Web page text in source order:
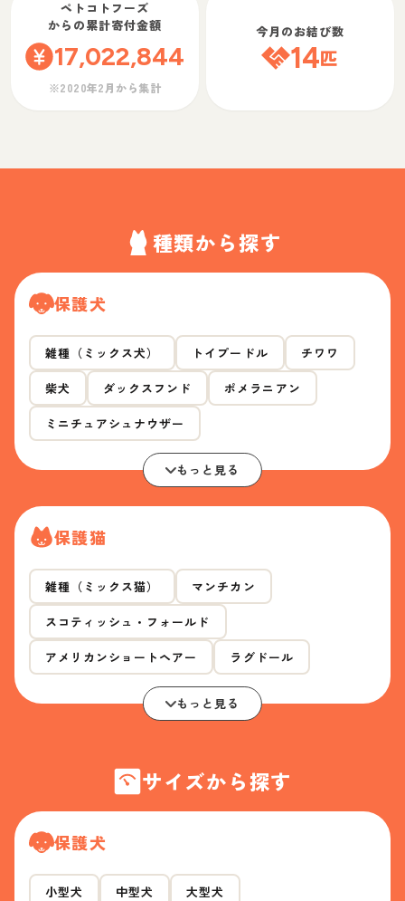
ペトコトフーズ
からの累計寄付金額
17,022,844
※2020年2月から集計
今月のお結び数
14匹
種類から探す
保護犬
雑種（ミックス犬） トイプードル チワワ
柴犬 ダックスフンド ポメラニアン
ミニチュアシュナウザー
もっと見る
保護猫
雑種（ミックス猫） マンチカン
スコティッシュ・フォールド
アメリカンショートヘアー ラグドール
もっと見る
サイズから探す
保護犬
小型犬 中型犬 大型犬